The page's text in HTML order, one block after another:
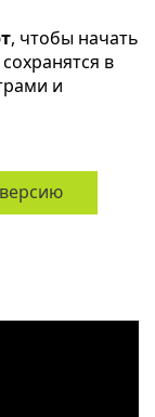
, чтобы начать
в
и